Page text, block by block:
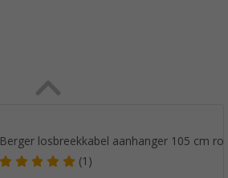
Berger losbreekkabel aanhanger 105 cm
(1)